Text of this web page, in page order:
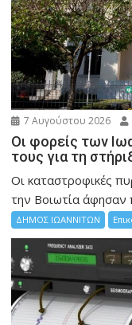
7 Αυγούστου 2026
Οι φορείς των
τους για τη
Οι καταστροφικές
την Bοιωτία
ΔΗΜΟΣ ΙΩΑΝΝΙΤΩΝ